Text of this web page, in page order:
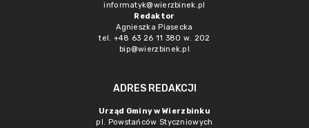
informatyk@wierzbinek.pl
Redaktor
Agnieszka Piasecka
tel. +48 63 26 11 380 w. 202
bip@wierzbinek.pl
ADRES REDAKCJI
Urząd Gminy w Wierzbinku
pl. Powstańców Styczniowych